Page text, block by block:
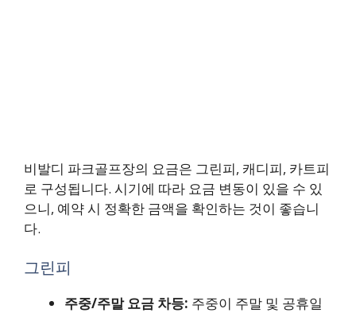
비발디 파크골프장의 요금은 그린피, 캐디피, 카트피
로 구성됩니다. 시기에 따라 요금 변동이 있을 수 있
으니, 예약 시 정확한 금액을 확인하는 것이 좋습니
다.
그린피
주중/주말 요금 차등: 주중이 주말 및 공휴일